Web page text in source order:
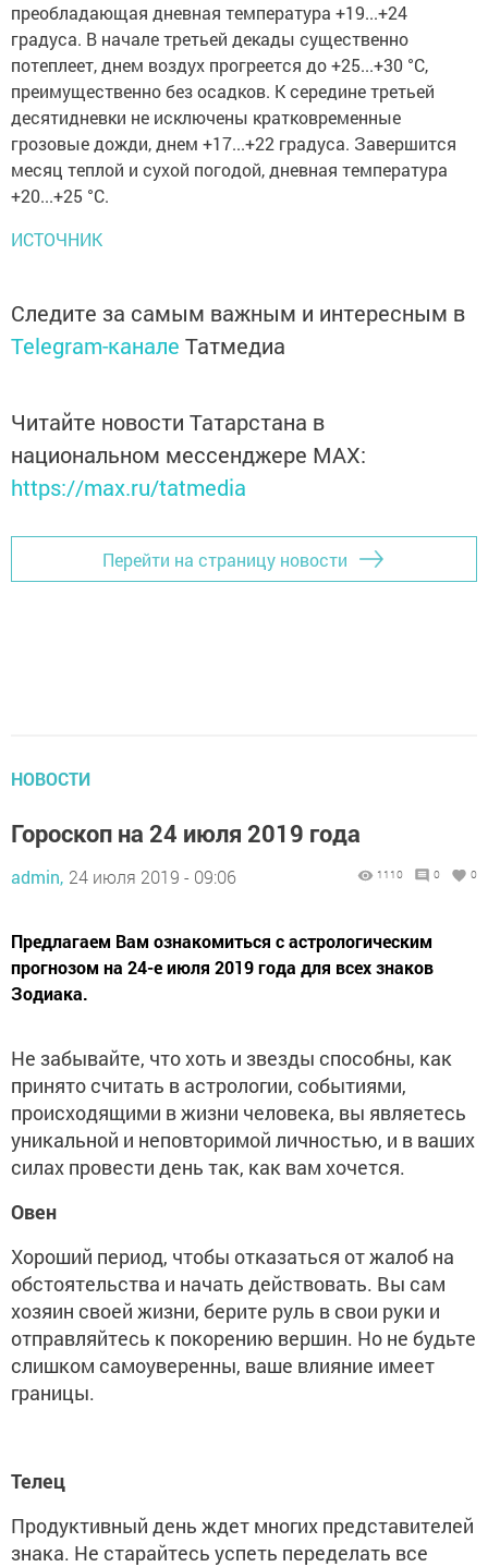
преобладающая дневная температура +19...+24
градуса. В начале третьей декады существенно
потеплеет, днем воздух прогреется до +25...+30 °С,
преимущественно без осадков. К середине третьей
десятидневки не исключены кратковременные
грозовые дожди, днем +17...+22 градуса. Завершится
месяц теплой и сухой погодой, дневная температура
+20...+25 °С.
ИСТОЧНИК
Следите за самым важным и интересным в
Telegram-канале Татмедиа
Читайте новости Татарстана в
национальном мессенджере MАХ:
https://max.ru/tatmedia
Перейти на страницу новости
НОВОСТИ
Гороскоп на 24 июля 2019 года
admin, 24 июля 2019 - 09:06 1110 0 0
Предлагаем Вам ознакомиться с астрологическим
прогнозом на 24-е июля 2019 года для всех знаков
Зодиака.
Не забывайте, что хоть и звезды способны, как
принято считать в астрологии, событиями,
происходящими в жизни человека, вы являетесь
уникальной и неповторимой личностью, и в ваших
силах провести день так, как вам хочется.
Овен
Хороший период, чтобы отказаться от жалоб на
обстоятельства и начать действовать. Вы сам
хозяин своей жизни, берите руль в свои руки и
отправляйтесь к покорению вершин. Но не будьте
слишком самоуверенны, ваше влияние имеет
границы.
Телец
Продуктивный день ждет многих представителей
знака. Не старайтесь успеть переделать все